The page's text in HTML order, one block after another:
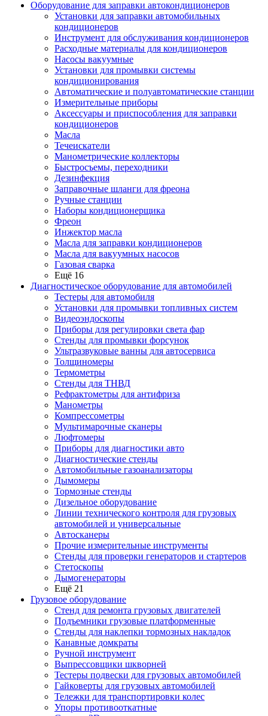
Оборудование для заправки автокондиционеров
Установки для заправки автомобильных
кондиционеров
Инструмент для обслуживания кондиционеров
Расходные материалы для кондиционеров
Насосы вакуумные
Установки для промывки системы
кондиционирования
Автоматические и полуавтоматические станции
Измерительные приборы
Аксессуары и приспособления для заправки
кондиционеров
Масла
Течеискатели
Манометрические коллекторы
Быстросъемы, переходники
Дезинфекция
Заправочные шланги для фреона
Ручные станции
Наборы кондиционерщика
Фреон
Инжектор масла
Масла для заправки кондиционеров
Масла для вакуумных насосов
Газовая сварка
Ещё 16
Диагностическое оборудование для автомобилей
Тестеры для автомобиля
Установки для промывки топливных систем
Видеоэндоскопы
Приборы для регулировки света фар
Стенды для промывки форсунок
Ультразвуковые ванны для автосервиса
Толщиномеры
Термометры
Стенды для ТНВД
Рефрактометры для антифриза
Манометры
Компрессометры
Мультимарочные сканеры
Люфтомеры
Приборы для диагностики авто
Диагностические стенды
Автомобильные газоанализаторы
Дымомеры
Тормозные стенды
Дизельное оборудование
Линии технического контроля для грузовых
автомобилей и универсальные
Автосканеры
Прочие измерительные инструменты
Стенды для проверки генераторов и стартеров
Стетоскопы
Дымогенераторы
Ещё 21
Грузовое оборудование
Стенд для ремонта грузовых двигателей
Подъемники грузовые платформенные
Стенды для наклепки тормозных накладок
Канавные домкраты
Ручной инструмент
Выпрессовщики шкворней
Тестеры подвески для грузовых автомобилей
Гайковерты для грузовых автомобилей
Тележки для транспортировки колес
Упоры противооткатные